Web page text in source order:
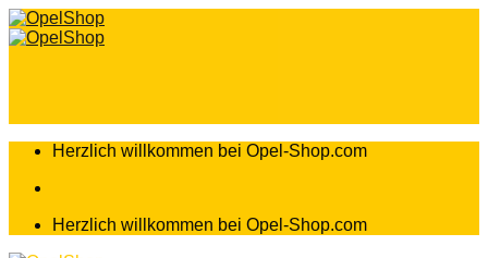
Zum
Inhalt
Herzlich willkommen bei Opel-Shop.com
Herzlich willkommen bei Opel-Shop.com